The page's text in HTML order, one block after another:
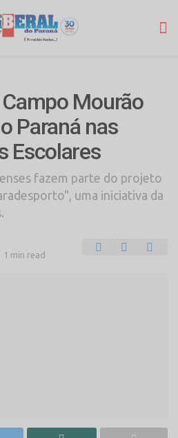
Mourão
Paraná nas
Escolares
fazem parte do projeto
uma iniciativa da
1 min read